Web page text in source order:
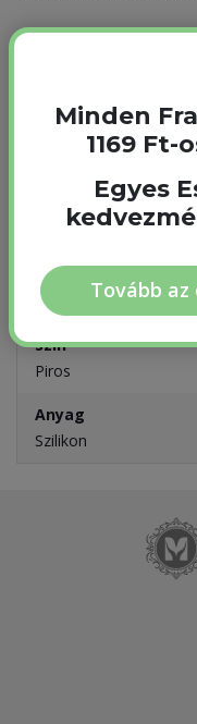
Termék
Szín
Piros
Anyag
Szilikon
Minden
1169 Ft-
Egyes
Tovább az